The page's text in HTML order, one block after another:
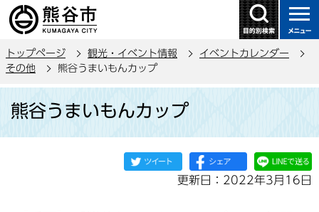
の
ー
トップページ 観光・イベント情報
イベントカレンダー
その他
熊谷うまいもんカップ
熊谷うまいもんカップ
更新日：2022年3月16日